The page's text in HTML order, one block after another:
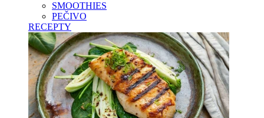
SMOOTHIES
PEČIVO
RECEPTY